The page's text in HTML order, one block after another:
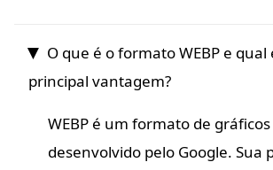
O que é o formato WEBP e qual
principal vantagem?
WEBP é um formato de
desenvolvido pelo Google. Sua